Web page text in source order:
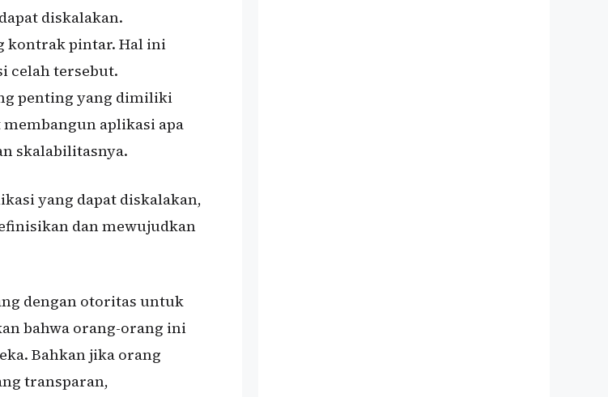
diskalakan.
kontrak pintar. Hal ini
celah tersebut.
penting yang dimiliki
aplikasi apa
skalabilitasnya.
yang dapat diskalakan,
dan mewujudkan
dengan otoritas untuk
bahwa orang-orang ini
Bahkan jika orang
transparan,